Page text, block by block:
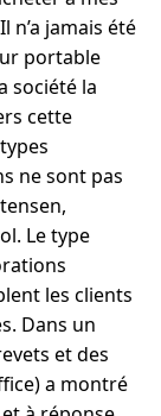
n’a jamais été
portable
société la
cette
ne sont pas
Le type
les clients
Dans un
et des
a montré